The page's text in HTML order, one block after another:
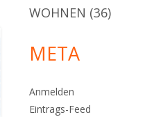
WOHNEN (36)
META
Anmelden
Eintrags-Feed